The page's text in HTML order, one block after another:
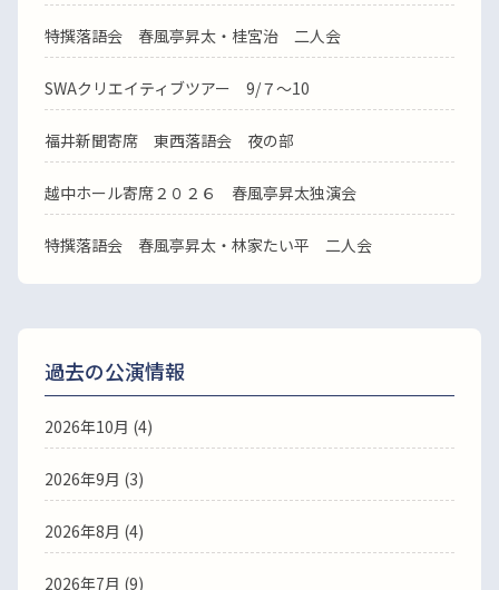
特撰落語会 春風亭昇太・桂宮治 二人会
SWAクリエイティブツアー 9/７～10
福井新聞寄席 東西落語会 夜の部
越中ホール寄席２０２６ 春風亭昇太独演会
特撰落語会 春風亭昇太・林家たい平 二人会
過去の公演情報
2026年10月 (4)
2026年9月 (3)
2026年8月 (4)
2026年7月 (9)